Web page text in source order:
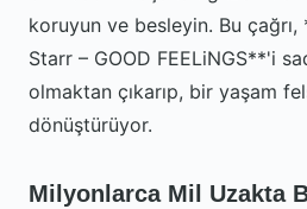
koruyun ve besleyin. Bu
Starr – GOOD FEELiNGS**'i
olmaktan çıkarıp, bir yaşam
dönüştürüyor.
Milyonlarca Mil Uzakta